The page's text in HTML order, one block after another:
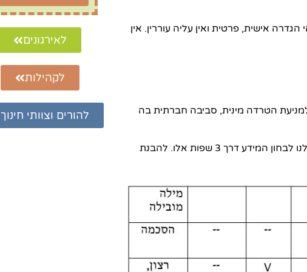
אישית, פרטית ואין עליה עוררין. אין
הטרדה מינית, סביבה חברתית בה
בבואנו לבדוק תלונה או מידע אודות הטרדה מינית בארגון, כדאי לנו לבחון המידע דרך 3 שפות אלו. להבנת
לאירגונים
לקהילות
להורים וצוותי חינוך